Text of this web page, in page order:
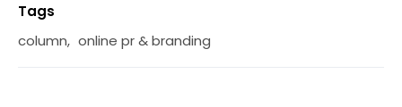
Tags
column, online pr & branding